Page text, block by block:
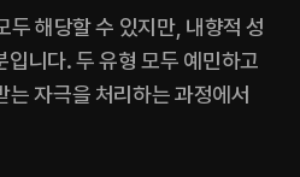
두 해당할 수 있지만, 내향적 성
니다. 두 유형 모두 예민하고
자극을 처리하는 과정에서